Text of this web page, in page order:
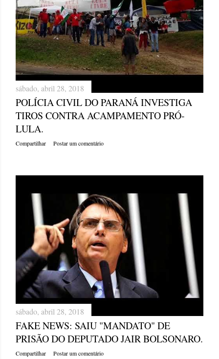
sábado, abril 28, 2018
POLÍCIA CIVIL DO PARANÁ INVESTIGA
TIROS CONTRA ACAMPAMENTO PRÓ-
LULA.
Compartilhar Postar um comentário
sábado, abril 28, 2018
FAKE NEWS: SAIU "MANDATO" DE
PRISÃO DO DEPUTADO JAIR BOLSONARO.
Compartilhar Postar um comentário